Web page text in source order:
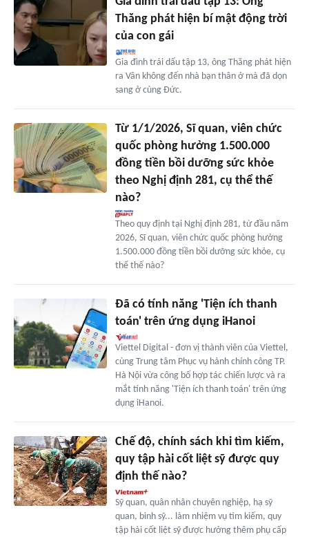
Thăng phát hiện bí mật động trời
của con gái
Gia đình trái dấu tập 13, ông Thăng phát hiện
ra Vân không đến nhà bạn thân ở mà đã dọn
sang ở cùng Đức.
Từ 1/1/2026, Sĩ quan, viên chức
quốc phòng hưởng 1.500.000
đồng tiền bồi dưỡng sức khỏe
theo Nghị định 281, cụ thể thế
nào?
Theo quy định tại Nghị định 281, từ đầu năm
2026, Sĩ quan, viên chức quốc phòng hưởng
1.500.000 đồng tiền bồi dưỡng sức khỏe, cụ
thể thế nào?
Đã có tính năng 'Tiện ích thanh
toán' trên ứng dụng iHanoi
Viettel Digital - đơn vị thành viên của Viettel,
cùng Trung tâm Phục vụ hành chính công TP.
Hà Nội vừa công bố hợp tác chiến lược và ra
mắt tính năng 'Tiện ích thanh toán' trên ứng
dụng iHanoi.
Chế độ, chính sách khi tìm kiếm,
quy tập hài cốt liệt sỹ được quy
định thế nào?
Sỹ quan, quân nhân chuyên nghiệp, hạ sỹ
quan, binh sỹ... làm nhiệm vụ tìm kiếm, quy
tập hài cốt liệt sỹ được hưởng thêm phụ cấp